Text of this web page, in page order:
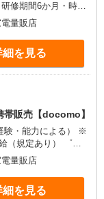
修期間6か月・時給
定あり） ゜
゜+゜ 入社祝い金10
゜+゜・。○。・゜
量販店
細を見る
帯販売【docomo】
験・能力による） ※
規定あり） ゜
゜+゜ 入社祝い金10
○。・゜+゜
量販店
細を見る